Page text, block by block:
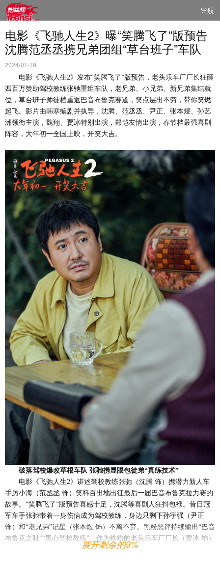
导航
电影《飞驰人生2》曝“笑腾飞了”版预告
沈腾范丞丞携兄弟团组“草台班子”车队
2024-01-19
电影《飞驰人生2》发布“笑腾飞了”版预告，老头乐车厂厂长狂砸
四百万赞助驾校教练张驰重组车队，老兄弟、小兄弟、新兄弟集结就
位，草台班子师徒档重返巴音布鲁克赛道，笑点层出不穷，带你笑燃
起飞。影片由韩寒编剧并执导，沈腾、范丞丞、尹正、张本煜、孙艺
洲领衔主演，魏翔、贾冰特别出演，郑恺友情出演，春节档最强喜剧
阵容，大年初一全国上映，开笑大吉。
破落驾校爆改草根车队 张驰携显眼包徒弟“真练技术”
电影《飞驰人生2》讲述驾校教练张驰（沈腾 饰）携潜力新人车
手厉小海（范丞丞 饰）笑料百出地出征最后一届巴音布鲁克拉力赛的
故事。“笑腾飞了”版预告喜感十足，沈腾等喜剧人狂抖包袱。昔日冠
军车手张驰带着一身伤病成为驾校教练，身边只剩下孙宇强（尹正
饰）和“老兄弟”记星（张本煜 饰）不离不弃。黑粉恶评持续输出“巴音
布鲁克之耻”“黑心驾校教练”，作为铁粉的老头乐车厂厂长（贾冰 饰）
则带来重组车队的天赐良机，其砍价技能点满，一举把六百万的赞助
展开剩余的9%